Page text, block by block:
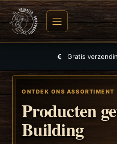
Grootste selectie aan
ONTDEK ONS ASSORTIMENT
Producten
Building